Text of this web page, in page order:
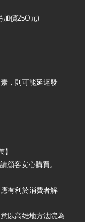
加價250元)
，則可能延遲發
客安心購買。
有利於消費者解
以高雄地方法院為